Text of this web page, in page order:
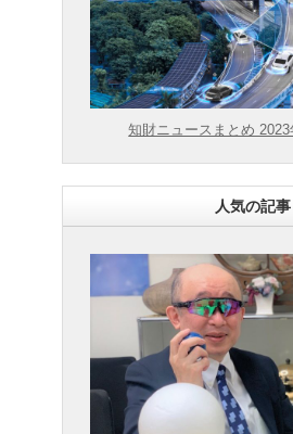
知財ニュースまとめ 2023
人気の記事